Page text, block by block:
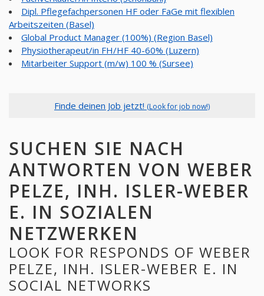
Dipl. Pflegefachpersonen HF oder FaGe mit flexiblen
Arbeitszeiten (Basel)
Global Product Manager (100%) (Region Basel)
Physiotherapeut/in FH/HF 40-60% (Luzern)
Mitarbeiter Support (m/w) 100 % (Sursee)
Finde deinen Job jetzt! (Look for job now!)
SUCHEN SIE NACH
ANTWORTEN VON WEBER
PELZE, INH. ISLER-WEBER
E. IN SOZIALEN
NETZWERKEN
LOOK FOR RESPONDS OF WEBER
PELZE, INH. ISLER-WEBER E. IN
SOCIAL NETWORKS